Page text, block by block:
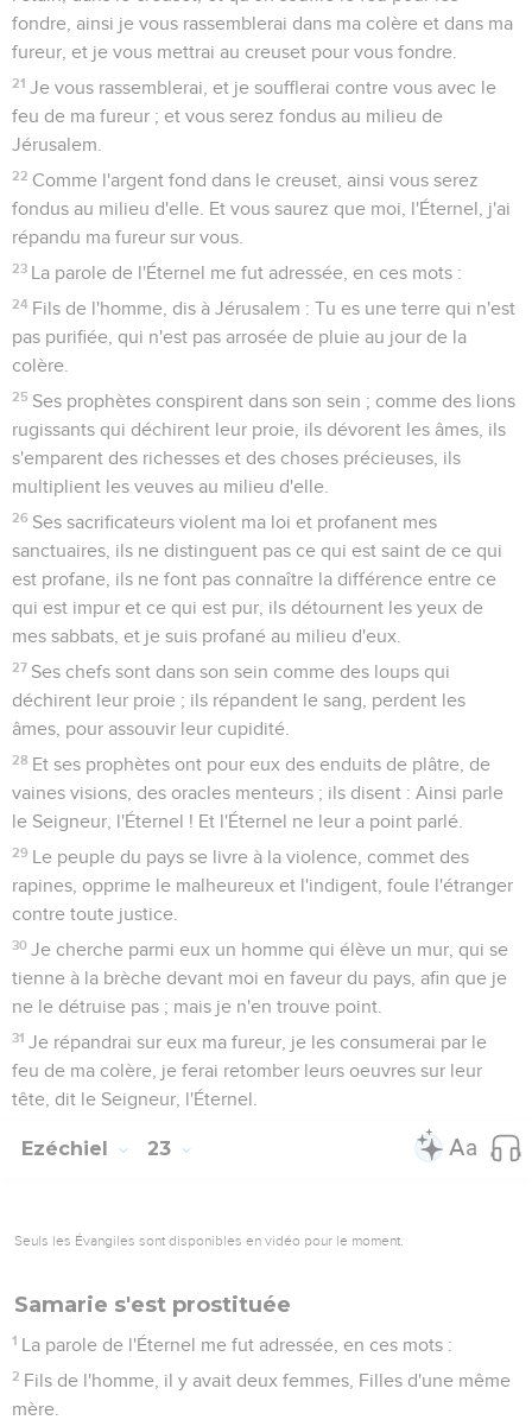
fondre, ainsi je vous rassemblerai dans ma colère et dans ma
fureur, et je vous mettrai au creuset pour vous fondre.
21 Je vous rassemblerai, et je soufflerai contre vous avec le
feu de ma fureur ; et vous serez fondus au milieu de
Jérusalem.
22 Comme l'argent fond dans le creuset, ainsi vous serez
fondus au milieu d'elle. Et vous saurez que moi, l'Éternel, j'ai
répandu ma fureur sur vous.
23 La parole de l'Éternel me fut adressée, en ces mots :
24 Fils de l'homme, dis à Jérusalem : Tu es une terre qui n'est
pas purifiée, qui n'est pas arrosée de pluie au jour de la
colère.
25 Ses prophètes conspirent dans son sein ; comme des lions
rugissants qui déchirent leur proie, ils dévorent les âmes, ils
s'emparent des richesses et des choses précieuses, ils
multiplient les veuves au milieu d'elle.
26 Ses sacrificateurs violent ma loi et profanent mes
sanctuaires, ils ne distinguent pas ce qui est saint de ce qui
est profane, ils ne font pas connaître la différence entre ce
qui est impur et ce qui est pur, ils détournent les yeux de
mes sabbats, et je suis profané au milieu d'eux.
27 Ses chefs sont dans son sein comme des loups qui
déchirent leur proie ; ils répandent le sang, perdent les
âmes, pour assouvir leur cupidité.
28 Et ses prophètes ont pour eux des enduits de plâtre, de
vaines visions, des oracles menteurs ; ils disent : Ainsi parle
le Seigneur, l'Éternel ! Et l'Éternel ne leur a point parlé.
29 Le peuple du pays se livre à la violence, commet des
rapines, opprime le malheureux et l'indigent, foule l'étranger
contre toute justice.
30 Je cherche parmi eux un homme qui élève un mur, qui se
tienne à la brèche devant moi en faveur du pays, afin que je
ne le détruise pas ; mais je n'en trouve point.
31 Je répandrai sur eux ma fureur, je les consumerai par le
feu de ma colère, je ferai retomber leurs oeuvres sur leur
tête, dit le Seigneur, l'Éternel.
Ezéchiel 23
Seuls les Évangiles sont disponibles en vidéo pour le moment.
Samarie s'est prostituée
1 La parole de l'Éternel me fut adressée, en ces mots :
2 Fils de l'homme, il y avait deux femmes, Filles d'une même
mère.